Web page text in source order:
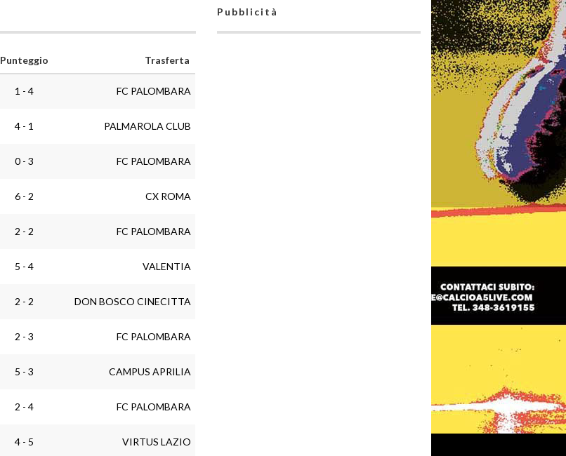
Punteggio
Trasferta
1 - 4 FC PALOMBARA
4 - 1 PALMAROLA CLUB
0 - 3 FC PALOMBARA
6 - 2 CX ROMA
2 - 2 FC PALOMBARA
5 - 4 VALENTIA
2 - 2 DON BOSCO CINECITTA
2 - 3 FC PALOMBARA
5 - 3 CAMPUS APRILIA
2 - 4 FC PALOMBARA
4 - 5 VIRTUS LAZIO
Pubblicità